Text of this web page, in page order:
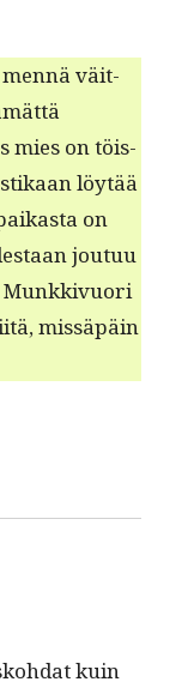
men­nä väit­
mies on töis­
löytää
on
joutuu
Munkkivuori
mis­säpäin
kuin